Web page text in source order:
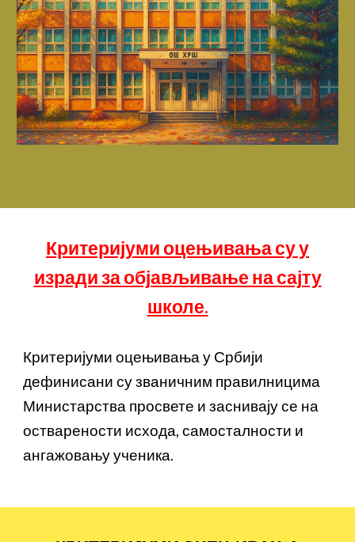
Критеријуми оцењивања су у
изради за објављивање на сајту
школе.
Критеријуми оцењивања у Србији
дефинисани су званичним правилницима
Министарства просвете и заснивају се на
остварености исхода, самосталности и
ангажовању ученика.